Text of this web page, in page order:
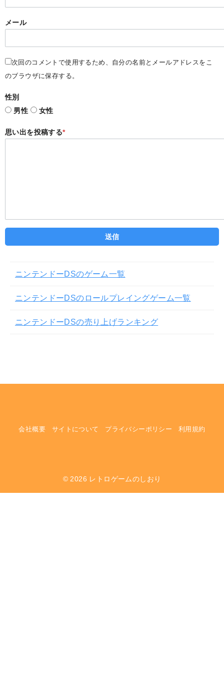
メール
次回のコメントで使用するため、自分の名前とメールアドレスをこ
のブラウザに保存する。
性別
男性
女性
思い出を投稿する*
ニンテンドーDSのゲーム一覧
ニンテンドーDSのロールプレイングゲーム一覧
ニンテンドーDSの売り上げランキング
会社概要 サイトについて プライバシーポリシー 利用規約
© 2026 レトロゲームのしおり